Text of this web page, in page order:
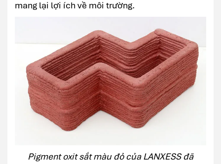
mang lại lợi ích về môi trường.
Pigment oxit sắt màu đỏ của LANXESS đã